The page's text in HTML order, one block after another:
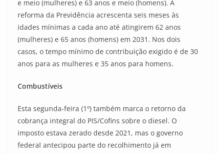
e meio (mulheres) e 63 anos e meio (homens). A
reforma da Previdência acrescenta seis meses às
idades mínimas a cada ano até atingirem 62 anos
(mulheres) e 65 anos (homens) em 2031. Nos dois
casos, o tempo mínimo de contribuição exigido é de 30
anos para as mulheres e 35 anos para homens.
Combustíveis
Esta segunda-feira (1º) também marca o retorno da
cobrança integral do PIS/Cofins sobre o diesel. O
imposto estava zerado desde 2021, mas o governo
federal antecipou parte do recolhimento já em